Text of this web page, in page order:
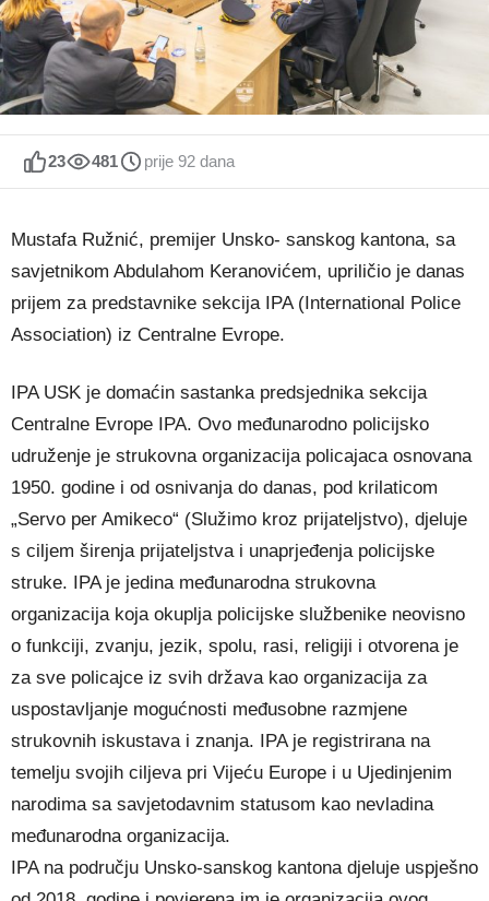
23 481 prije 92 dana
Mustafa Ružnić, premijer Unsko- sanskog kantona, sa
savjetnikom Abdulahom Keranovićem, upriličio je danas
prijem za predstavnike sekcija IPA (International Police
Association) iz Centralne Evrope.
IPA USK je domaćin sastanka predsjednika sekcija
Centralne Evrope IPA. Ovo međunarodno policijsko
udruženje je strukovna organizacija policajaca osnovana
1950. godine i od osnivanja do danas, pod krilaticom
„Servo per Amikeco“ (Služimo kroz prijateljstvo), djeluje
s ciljem širenja prijateljstva i unaprjeđenja policijske
struke. IPA je jedina međunarodna strukovna
organizacija koja okuplja policijske službenike neovisno
o funkciji, zvanju, jezik, spolu, rasi, religiji i otvorena je
za sve policajce iz svih država kao organizacija za
uspostavljanje mogućnosti međusobne razmjene
strukovnih iskustava i znanja. IPA je registrirana na
temelju svojih ciljeva pri Vijeću Europe i u Ujedinjenim
narodima sa savjetodavnim statusom kao nevladina
međunarodna organizacija.
IPA na području Unsko-sanskog kantona djeluje uspješno